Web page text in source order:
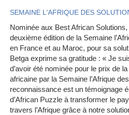
SEMAINE L'AFRIQUE DES
Nominée aux Best African
deuxième édition de la Semaine
en France et au Maroc, pour sa
Betga exprime sa gratitude : « Je
d’avoir été nominée pour le prix de
africaine par la Semaine l’Afrique
reconnaissance est un témoignage
d’African Puzzle à transformer le
travers l’Afrique grâce à notre